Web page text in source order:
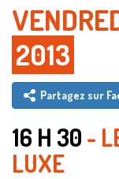
2013
Partagez sur
16 H 30 -
LUXE